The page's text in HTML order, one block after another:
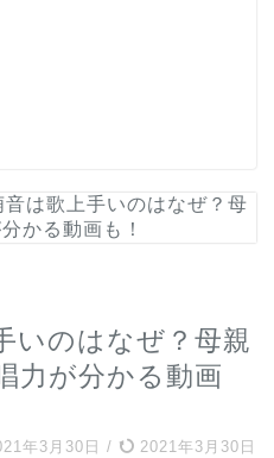
音は歌上手いのはなぜ？母
かる動画も！
いのはなぜ？母親
力が分かる動画
年3月30日 / 2021年3月30日